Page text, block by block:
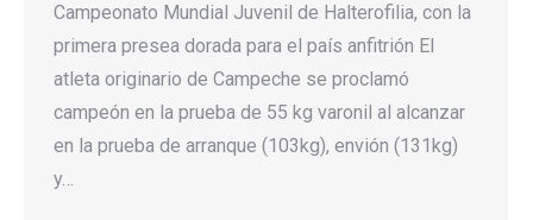
Campeonato Mundial Juvenil de Halterofilia, con la
primera presea dorada para el país anfitrión El
atleta originario de Campeche se proclamó
campeón en la prueba de 55 kg varonil al alcanzar
en la prueba de arranque (103kg), envión (131kg)
y…